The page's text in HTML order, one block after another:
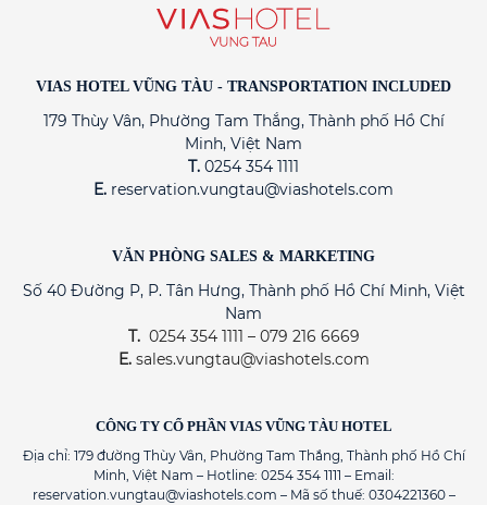
VIAS HOTEL VŨNG TÀU - TRANSPORTATION INCLUDED
179 Thùy Vân, Phường Tam Thắng, Thành phố Hồ Chí
Minh, Việt Nam
T. 0254 354 1111
E. reservation.vungtau@viashotels.com
VĂN PHÒNG SALES & MARKETING
Số 40 Đường P, P. Tân Hưng, Thành phố Hồ Chí Minh, Việt
Nam
T. 0254 354 1111 – 079 216 6669
E.sales.vungtau@viashotels.com
CÔNG TY CỔ PHẦN VIAS VŨNG TÀU HOTEL
Địa chỉ: 179 đường Thùy Vân, Phường Tam Thắng, Thành phố Hồ Chí
Minh, Việt Nam – Hotline: 0254 354 1111 – Email:
reservation.vungtau@viashotels.com – Mã số thuế: 0304221360 –